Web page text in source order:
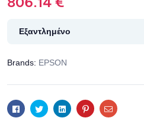
Εξαντλημένο
Brands: EPSON
FacebookTwitterLinkedinPinterestEmail